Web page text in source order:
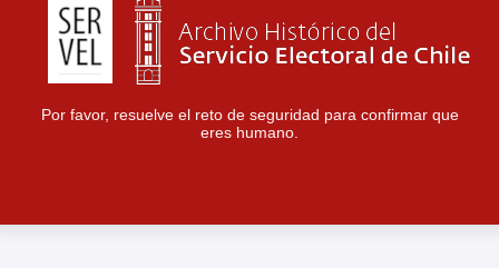
Por favor, resuelve el reto de seguridad para confirmar que
eres humano.